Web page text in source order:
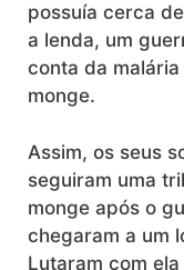
possuía cerca
a lenda, um
conta da
monge.
Assim, os seus
seguiram uma
monge após o
chegaram a um
Lutaram com